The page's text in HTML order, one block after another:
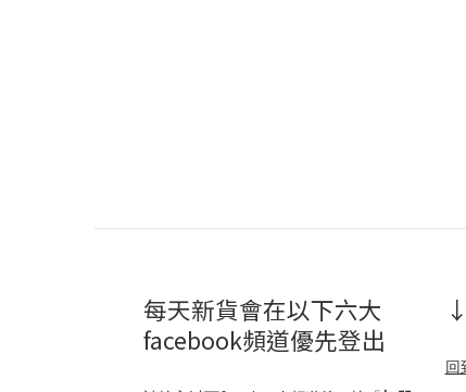
每天新貨會在以下六大
facebook頻道優先登出
回